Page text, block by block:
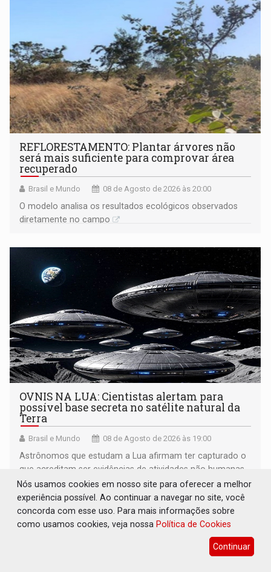
REFLORESTAMENTO: Plantar árvores não
será mais suficiente para comprovar área
recuperado
Brasil e Mundo 08 de Agosto de 2026 às 20:00
O modelo analisa os resultados ecológicos observados
diretamente no campo
OVNIS NA LUA: Cientistas alertam para
possível base secreta no satélite natural da
Terra
Brasil e Mundo 08 de Agosto de 2026 às 19:00
Astrônomos que estudam a Lua afirmam ter capturado o
que acreditam ser evidências de atividades não humanas
tecnologicamente avançadas (OVNIs) na Lua e em sua
órbita
Nós usamos cookies em nosso site para oferecer a melhor
experiência possível. Ao continuar a navegar no site, você
concorda com esse uso. Para mais informações sobre
como usamos cookies, veja nossa Política de Cookies
Continuar